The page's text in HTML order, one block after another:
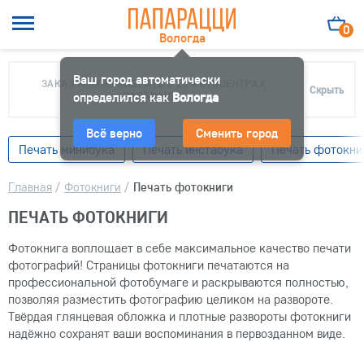
Вологда
Ваш город автоматически
определился как Вологда
Всё верно Сменить город
0
ЗАКАЗ МОЖНО ЗАБРАТЬ В 10 ФОТОЦЕНТРАХ
ПАПАРАЦЦИ
Скрыть
Печать минибука Печать инстабука Печать
Главная / Фотокниги / Печать фотокниги
ПЕЧАТЬ ФОТОКНИГИ
Фотокнига воплощает в себе максимальное качество печати
фотографий! Страницы фотокниги печатаются на
профессиональной фотобумаге и раскрываются полностью,
позволяя разместить фотографию целиком на развороте.
Твёрдая глянцевая обложка и плотные развороты фотокниги
надёжно сохранят ваши воспоминания в первозданном виде.